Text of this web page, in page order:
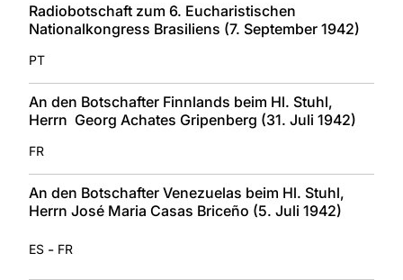
Radiobotschaft zum 6. Eucharistischen
Nationalkongress Brasiliens (7. September 1942)
PT
An den Botschafter Finnlands beim Hl. Stuhl,
Herrn Georg Achates Gripenberg (31. Juli 1942)
FR
An den Botschafter Venezuelas beim Hl. Stuhl,
Herrn José Maria Casas Briceño (5. Juli 1942)
ES - FR